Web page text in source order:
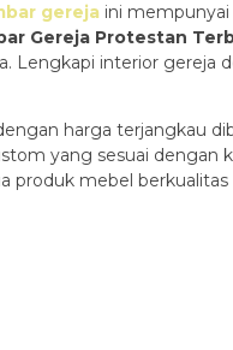
gereja ini mempunyai
Gereja Protestan
Lengkapi interior gereja
harga terjangkau
yang sesuai dengan
produk mebel berkualitas